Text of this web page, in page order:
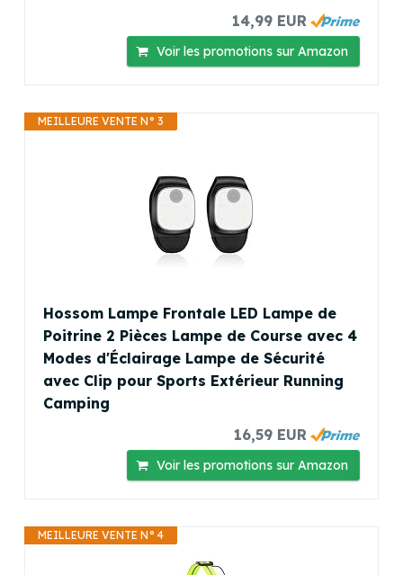
14,99 EUR
Voir les promotions sur Amazon
MEILLEURE VENTE N° 3
Hossom Lampe Frontale LED Lampe de
Poitrine 2 Pièces Lampe de Course avec 4
Modes d'Éclairage Lampe de Sécurité
avec Clip pour Sports Extérieur Running
Camping
16,59 EUR
Voir les promotions sur Amazon
MEILLEURE VENTE N° 4